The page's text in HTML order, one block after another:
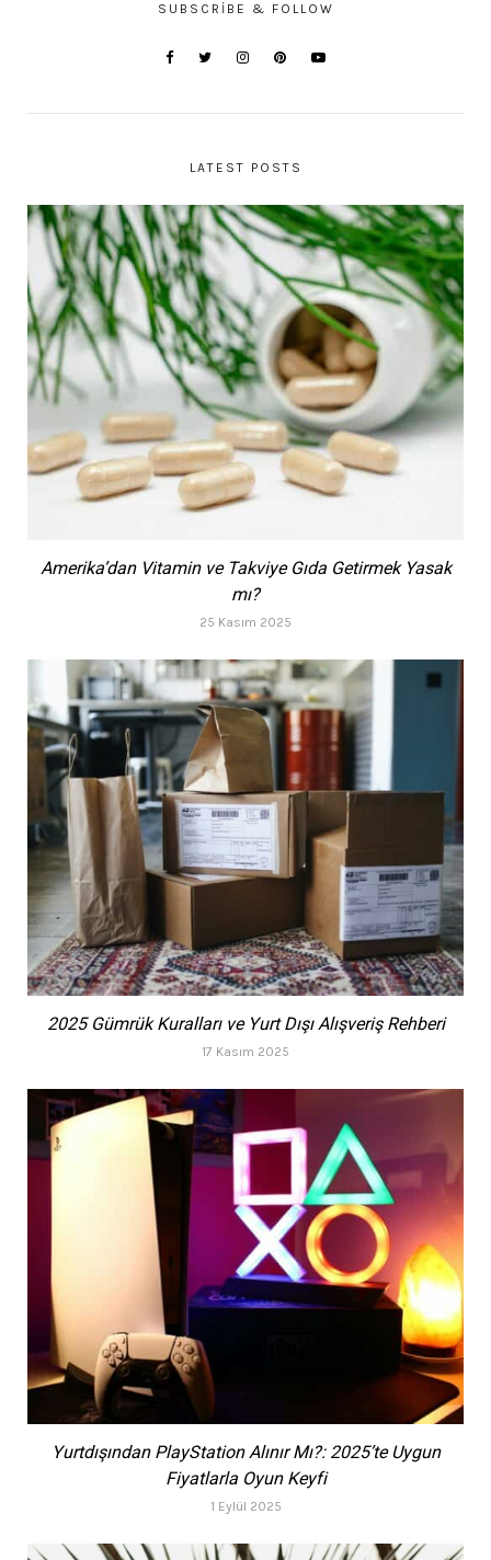
SUBSCRIBE & FOLLOW
LATEST POSTS
Amerika’dan Vitamin ve Takviye Gıda Getirmek Yasak
mı?
25 Kasım 2025
2025 Gümrük Kuralları ve Yurt Dışı Alışveriş Rehberi
17 Kasım 2025
Yurtdışından PlayStation Alınır Mı?: 2025’te Uygun
Fiyatlarla Oyun Keyfi
1 Eylül 2025